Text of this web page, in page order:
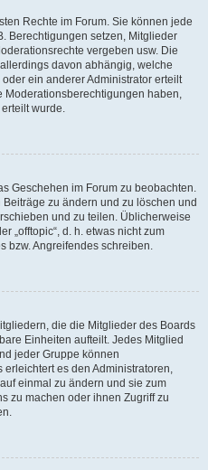
Rechte im Forum. Sie können jede
Berechtigungen setzen, Mitglieder
vergeben usw. Die
davon abhängig, welche
ein anderer Administrator erteilt
Moderationsberechtigungen haben,
wurde.
Geschehen im Forum zu beobachten.
zu ändern und zu löschen und
und zu teilen. Üblicherweise
„offtopic“, d. h. etwas nicht zum
bzw. Angreifendes schreiben.
die die Mitglieder des Boards
Einheiten aufteilt. Jedes Mitglied
jeder Gruppe können
es den Administratoren,
einmal zu ändern und sie zum
zu machen oder ihnen Zugriff zu